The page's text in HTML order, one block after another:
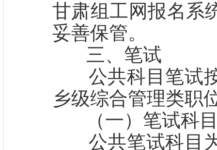
甘肃组工网报名系
妥善保管。
三、笔试
公共科目笔试按
乡级综合管理类职
（一）笔试科
公共笔试科目为